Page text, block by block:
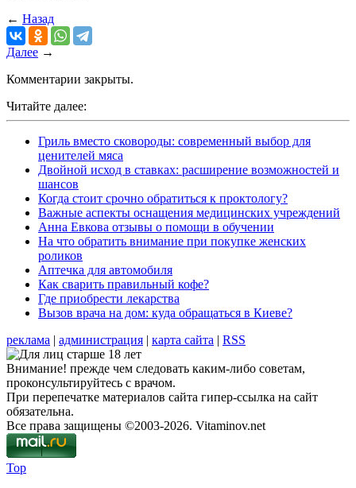
← Назад
Далее →
Комментарии закрыты.
Читайте далее:
Гриль вместо сковороды: современный выбор для
ценителей мяса
Двойной исход в ставках: расширение возможностей и
шансов
Когда стоит срочно обратиться к проктологу?
Важные аспекты оснащения медицинских учреждений
Анна Евкова отзывы о помощи в обучении
На что обратить внимание при покупке женских
роликов
Аптечка для автомобиля
Как сварить правильный кофе?
Где приобрести лекарства
Вызов врача на дом: куда обращаться в Киеве?
реклама | администрация | карта сайта | RSS
Внимание! прежде чем следовать каким-либо советам,
проконсультируйтесь с врачом.
При перепечатке материалов сайта гипер-ссылка на сайт
обязательна.
Все права защищены ©2003-2026. Vitaminov.net
Top